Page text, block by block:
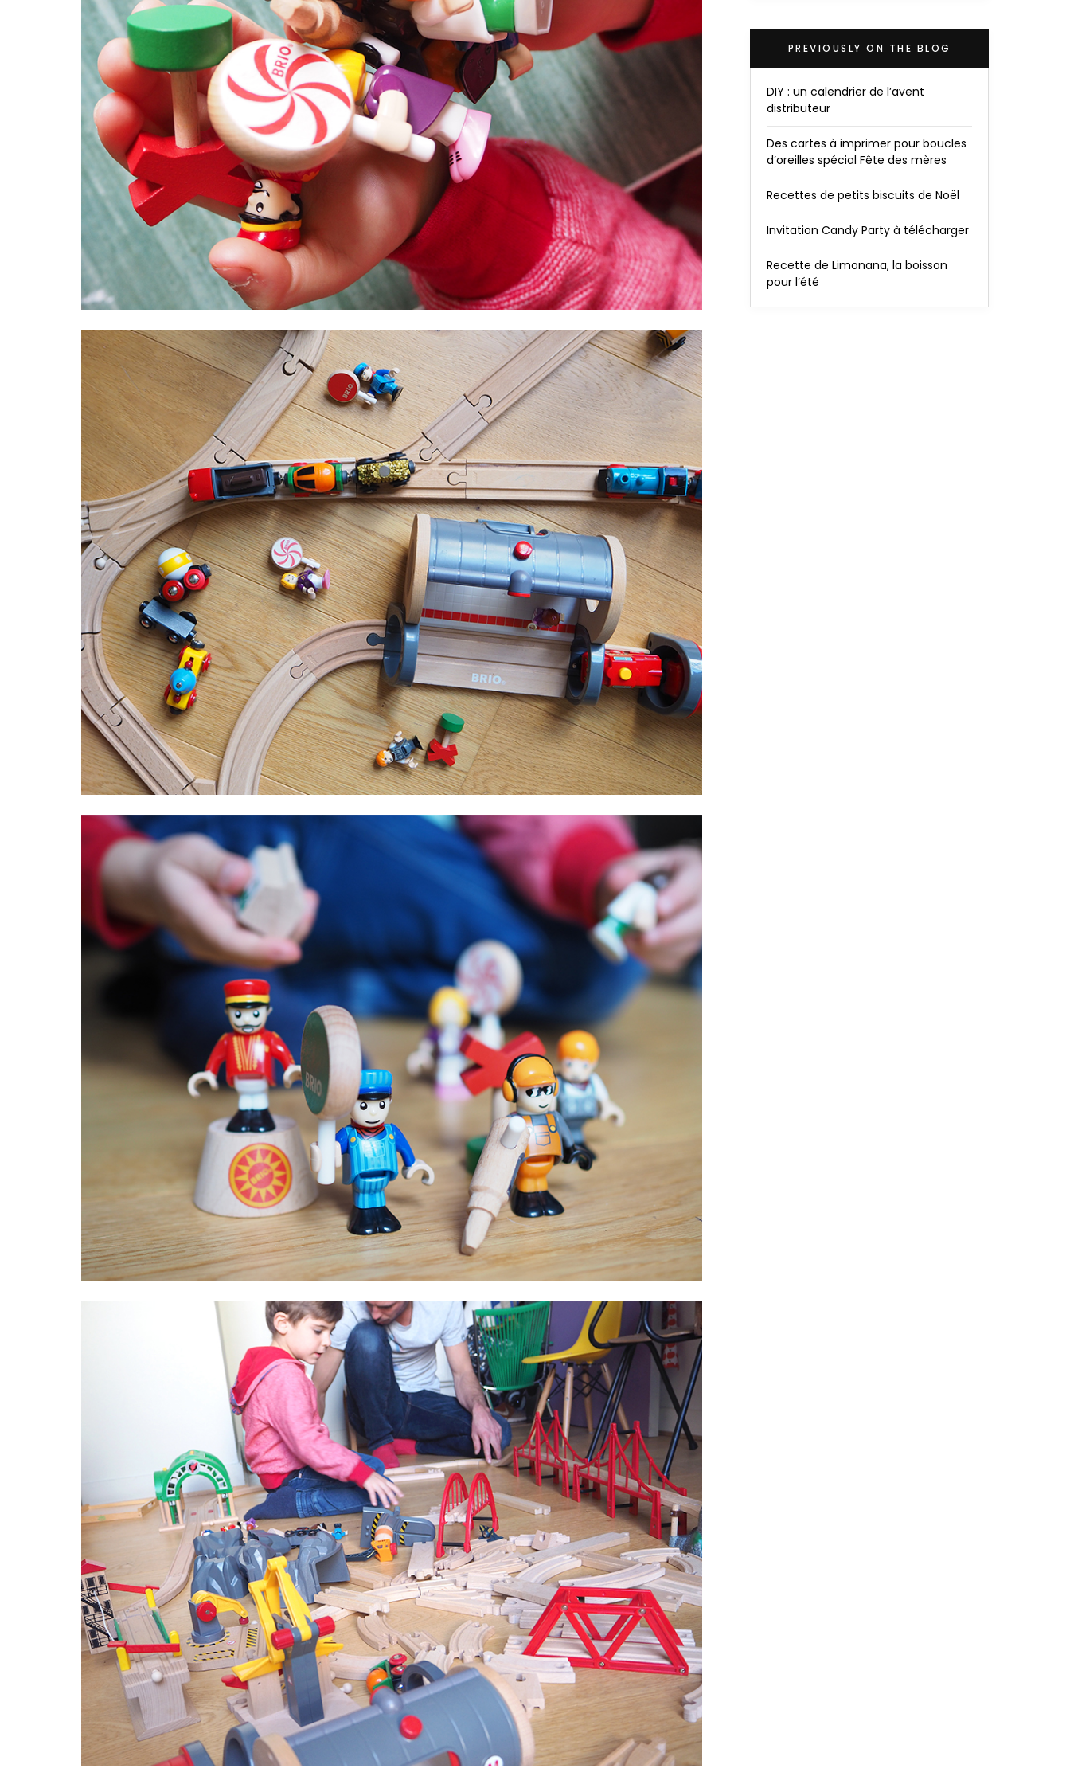
PREVIOUSLY ON THE BLOG
DIY : un calendrier de l’avent
distributeur
Des cartes à imprimer pour boucles
d’oreilles spécial Fête des mères
Recettes de petits biscuits de Noël
Invitation Candy Party à télécharger
Recette de Limonana, la boisson
pour l’été